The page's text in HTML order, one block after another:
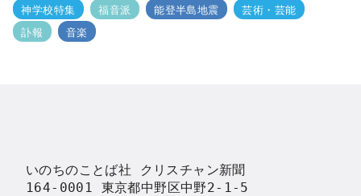
神学校特集
福音派 能登半島地震
芸術・芸能
訃報
音楽
いのちのことば社 クリスチャン新聞
164-0001 東京都中野区中野2-1-5